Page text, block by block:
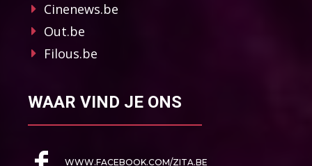
Cinenews.be
Out.be
Filous.be
WAAR VIND JE ONS
WWW.FACEBOOK.COM/ZITA.BE